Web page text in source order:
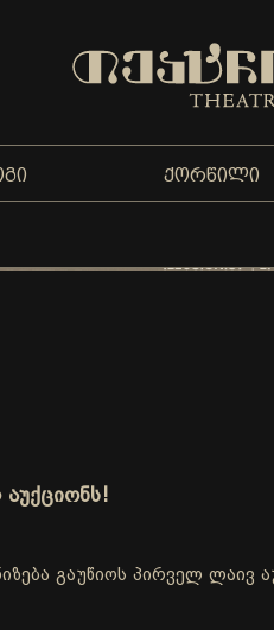
ᲥᲝᲠᲬᲘᲚᲘ
გაუწიოს პირველ ლაივ